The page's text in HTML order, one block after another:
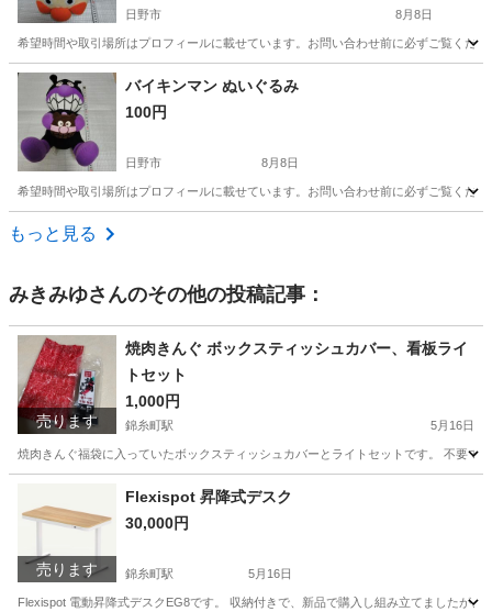
日野市 8月8日
希望時間や取引場所はプロフィールに載せています。お問い合わせ前に必ずご覧くだ
東京 日野市 おもちゃ アンパンマン
バイキンマン ぬいぐるみ
100円
日野市 8月8日
希望時間や取引場所はプロフィールに載せています。お問い合わせ前に必ずご覧くだ
東京 日野市
もっと見る
みきみゆさんのその他の投稿記事：
売ります
焼肉きんぐ ボックスティッシュカバー、看板ライ
トセット
1,000円
錦糸町駅 5月16日
焼肉きんぐ福袋に入っていたボックスティッシュカバーとライトセットです。 不要
その他 焼肉きんぐ
売ります
Flexispot 昇降式デスク
30,000円
錦糸町駅 5月16日
Flexispot 電動昇降式デスクEG8です。 収納付きで、新品で購入し組み立てましたが